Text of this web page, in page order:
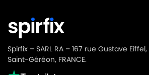
MIELE
MIELE ALLERVAC SENSOR
MIELE
MIELE ALLERVAC SENSOR
MIELE
Spirfix – SARL RA – 167 rue Gustave
Saint-Géréon, FRANCE.